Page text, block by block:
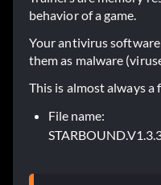
behavior of a game.
Your antivirus
them as malware
This is almost always a
File name: